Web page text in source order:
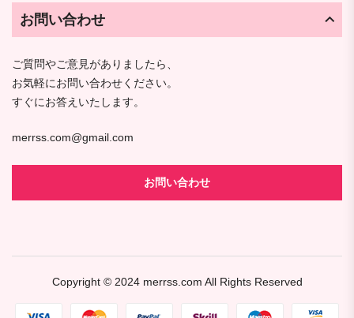
お問い合わせ
ご質問やご意見がありましたら、
お気軽にお問い合わせください。
すぐにお答えいたします。
merrss.com@gmail.com
お問い合わせ
Copyright © 2024 merrss.com All Rights Reserved